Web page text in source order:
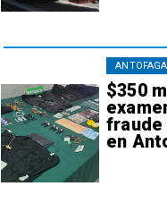
$350
fraude
en